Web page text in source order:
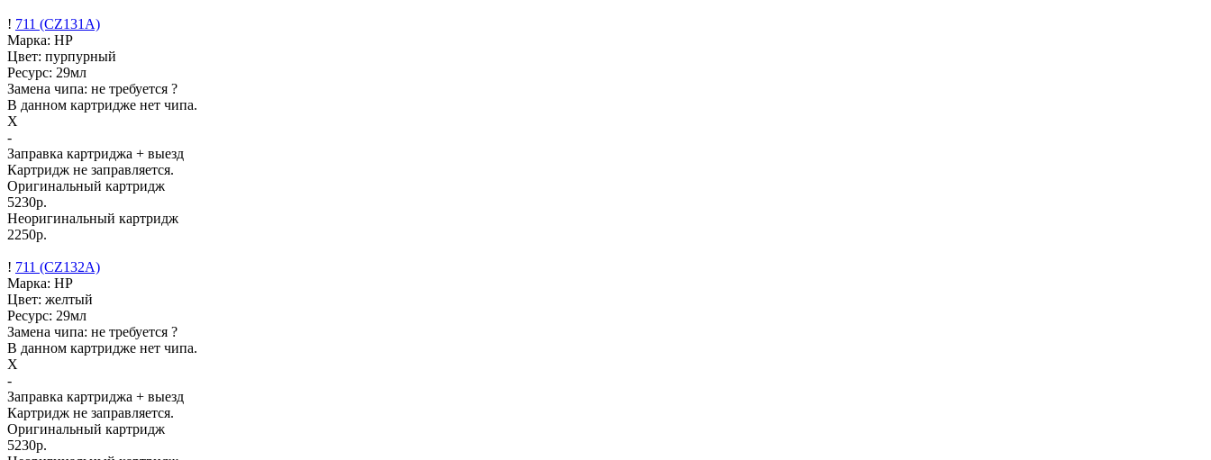
! 711 (CZ131A)
Марка: HP
Цвет: пурпурный
Ресурс: 29мл
Замена чипа: не требуется ?
В данном картридже нет чипа.
X
-
Заправка картриджа + выезд
Картридж не заправляется.
Оригинальный картридж
5230р.
Неоригинальный картридж
2250р.
! 711 (CZ132A)
Марка: HP
Цвет: желтый
Ресурс: 29мл
Замена чипа: не требуется ?
В данном картридже нет чипа.
X
-
Заправка картриджа + выезд
Картридж не заправляется.
Оригинальный картридж
5230р.